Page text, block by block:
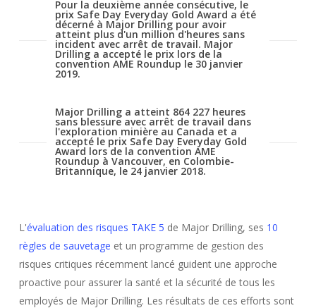
Pour la deuxième année consécutive, le
prix Safe Day Everyday Gold Award a été
décerné à Major Drilling pour avoir
atteint plus d'un million d'heures sans
incident avec arrêt de travail. Major
Drilling a accepté le prix lors de la
convention AME Roundup le 30 janvier
2019.
Major Drilling a atteint 864 227 heures
sans blessure avec arrêt de travail dans
l'exploration minière au Canada et a
accepté le prix Safe Day Everyday Gold
Award lors de la convention AME
Roundup à Vancouver, en Colombie-
Britannique, le 24 janvier 2018.
L'évaluation des risques TAKE 5 de Major Drilling, ses 10
règles de sauvetage et un programme de gestion des
risques critiques récemment lancé guident une approche
proactive pour assurer la santé et la sécurité de tous les
employés de Major Drilling. Les résultats de ces efforts sont